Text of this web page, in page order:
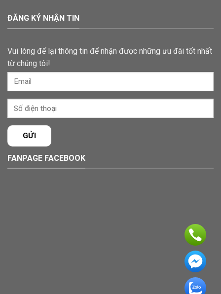
ĐĂNG KÝ NHẬN TIN
Vui lòng để lại thông tin để nhận được những ưu đãi tốt nhất
từ chúng tôi!
FANPAGE FACEBOOK